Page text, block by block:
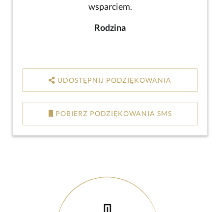
wsparciem.
Rodzina
UDOSTĘPNIJ PODZIĘKOWANIA
POBIERZ PODZIĘKOWANIA SMS